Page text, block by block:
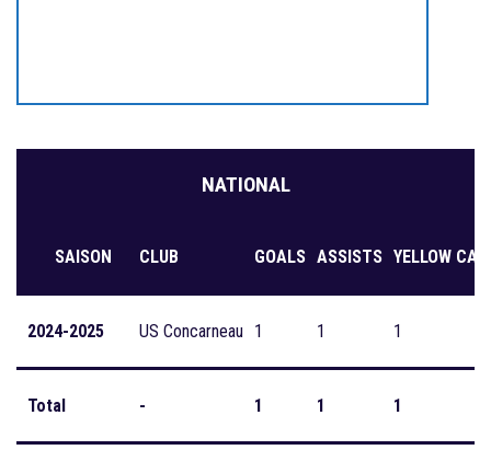
NATIONAL
SAISON CLUB GOALS ASSISTS YELLOW
2024-2025 US Concarneau 1 1 1
Total - 1 1 1